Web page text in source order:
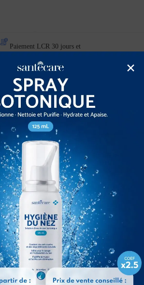
×
Paiement LCR 30 jours et
CB
Pansement hydrocellulaire
siliconé auto-adhésif
Absorption élevée 14×15
Boîte de 16 pcs – SANTECARE –
LPPR
A partir de 24,31€
Livraison officine 72h :10-
11 Août 2026
Boîte de 10
A